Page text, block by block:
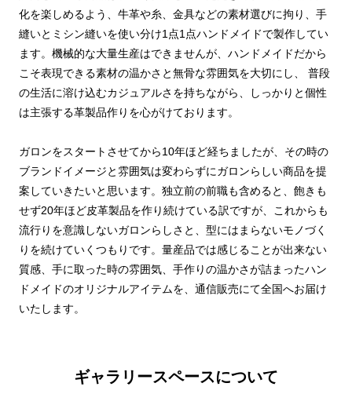
化を楽しめるよう、牛革や糸、金具などの素材選びに拘り、手
縫いとミシン縫いを使い分け1点1点ハンドメイドで製作してい
ます。機械的な大量生産はできませんが、ハンドメイドだから
こそ表現できる素材の温かさと無骨な雰囲気を大切にし、 普段
の生活に溶け込むカジュアルさを持ちながら、しっかりと個性
は主張する革製品作りを心がけております。
ガロンをスタートさせてから10年ほど経ちましたが、その時の
ブランドイメージと雰囲気は変わらずにガロンらしい商品を提
案していきたいと思います。独立前の前職も含めると、飽きも
せず20年ほど皮革製品を作り続けている訳ですが、これからも
流行りを意識しないガロンらしさと、型にはまらないモノづく
りを続けていくつもりです。量産品では感じることが出来ない
質感、手に取った時の雰囲気、手作りの温かさが詰まったハン
ドメイドのオリジナルアイテムを、通信販売にて全国へお届け
いたします。
ギャラリースペースについて